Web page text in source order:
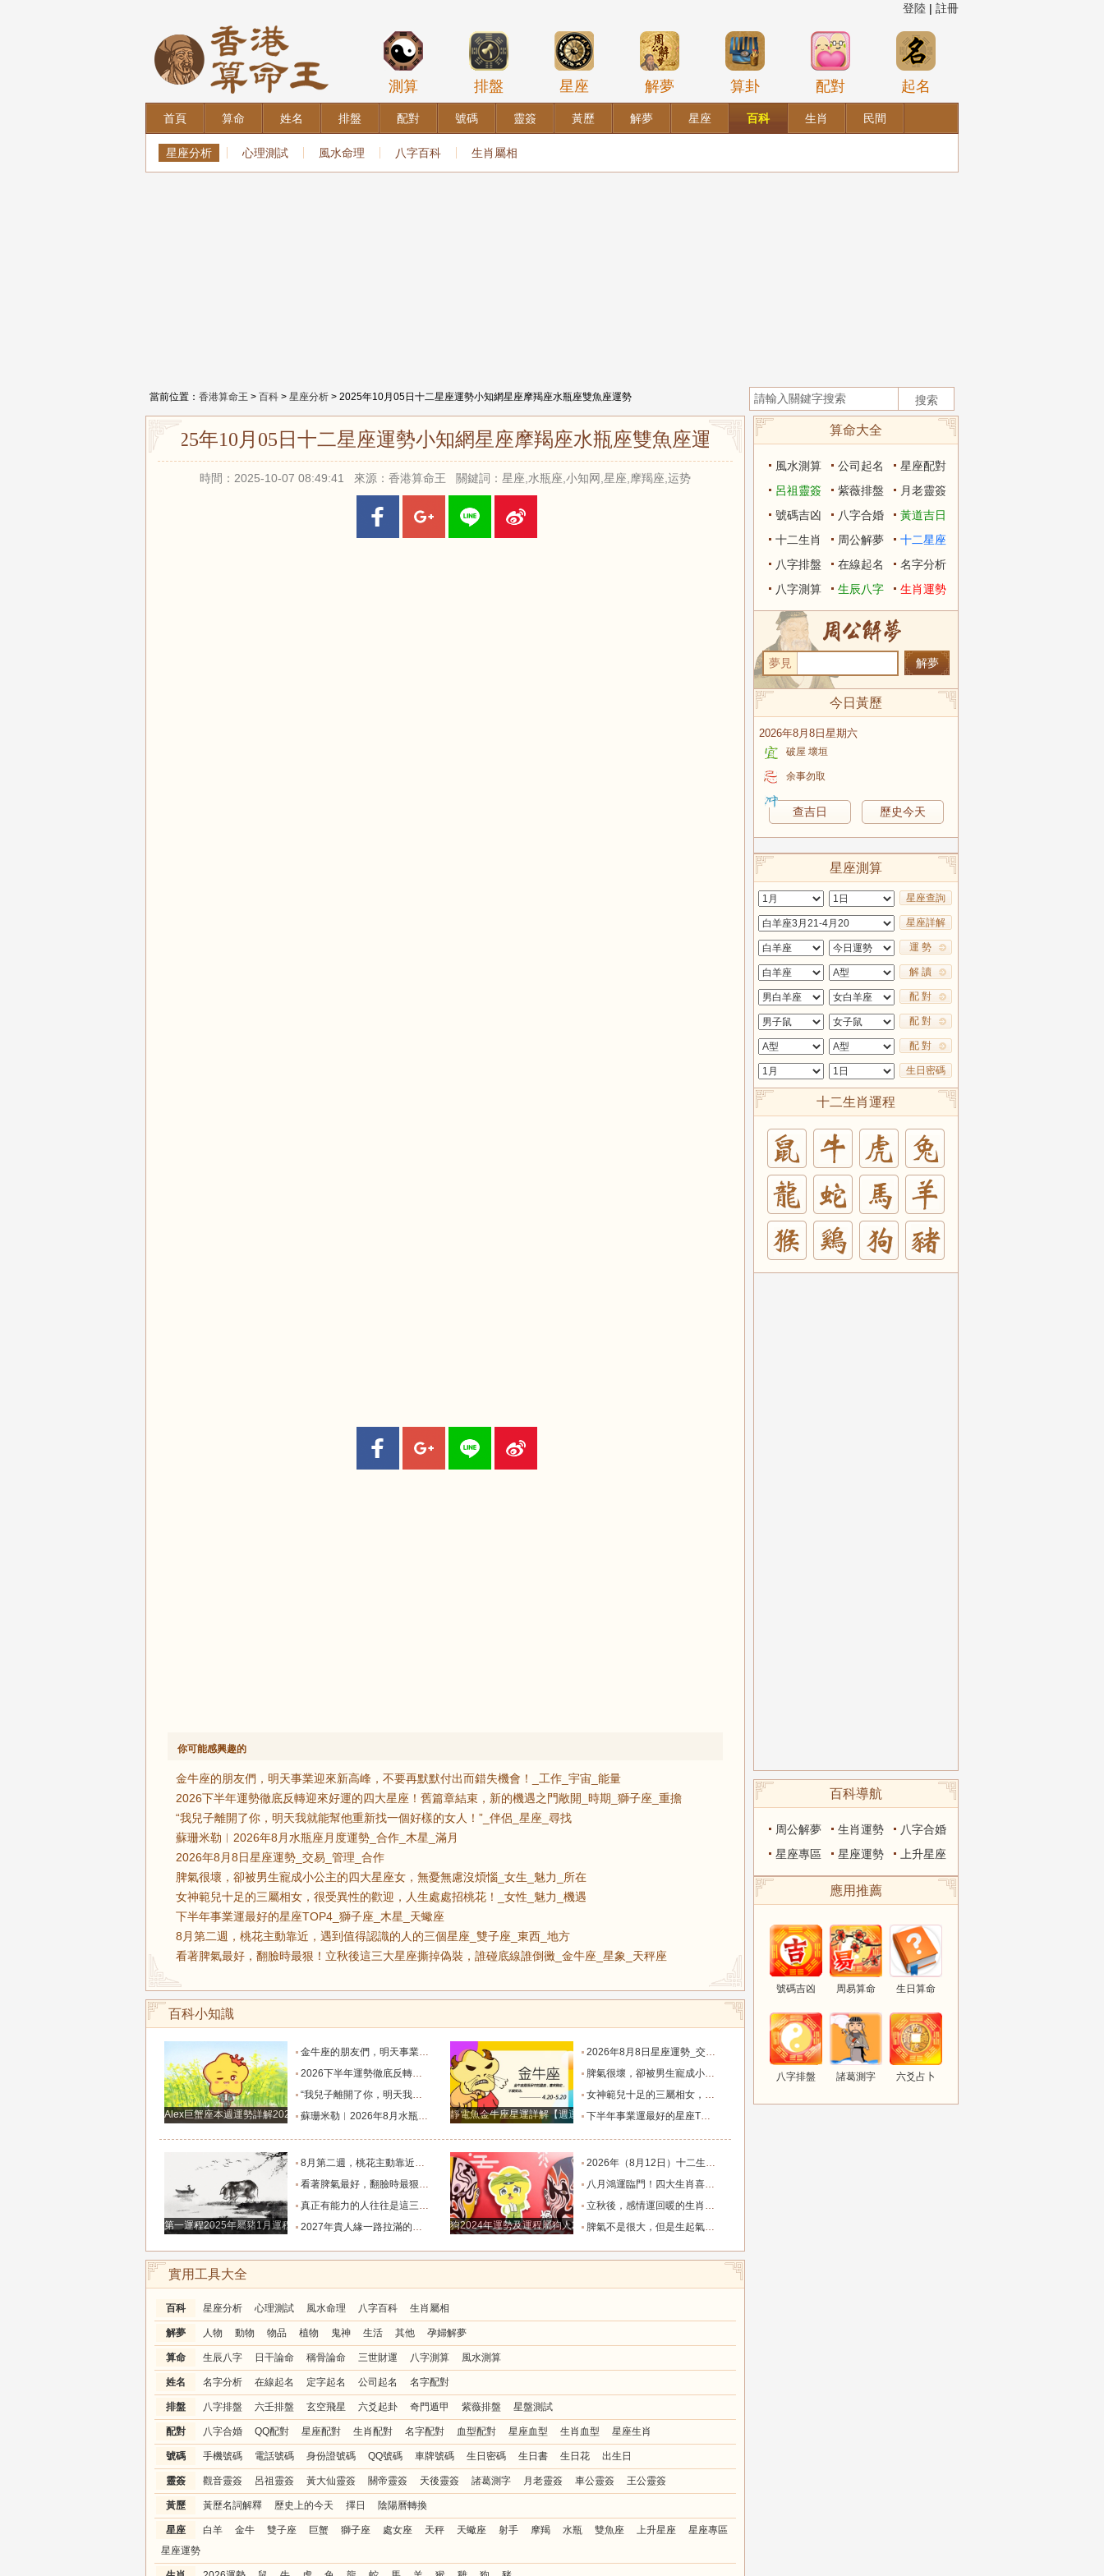
登陸 | 註冊
測算 排盤 星座 解夢 算卦 配對 起名
首頁 算命 姓名 排盤 配對 號碼 靈簽 黃歷 解夢 星座 百科 生肖 民間
星座分析 心理測試 風水命理 八字百科 生肖屬相
當前位置： 香港算命王 > 百科 > 星座分析 > 2025年10月05日十二星座運勢小知網星座摩羯座水瓶座雙魚座運勢
2025年10月05日十二星座運勢小知網星座摩羯座水瓶座雙魚座運勢
時間：2025-10-07 08:49:41 來源：香港算命王 關鍵詞：星座,水瓶座,小知网,星座,摩羯座,运势
你可能感興趣的
金牛座的朋友們，明天事業迎來新高峰，不要再默默付出而錯失機會！_工作_宇宙_能量
2026下半年運勢徹底反轉迎來好運的四大星座！舊篇章結束，新的機遇之門敞開_時期_獅子座_重擔
“我兒子離開了你，明天我就能幫他重新找一個好樣的女人！”_伴侶_星座_尋找
蘇珊米勒︱2026年8月水瓶座月度運勢_合作_木星_滿月
2026年8月8日星座運勢_交易_管理_合作
脾氣很壞，卻被男生寵成小公主的四大星座女，無憂無慮沒煩惱_女生_魅力_所在
女神範兒十足的三屬相女，很受異性的歡迎，人生處處招桃花！_女性_魅力_機遇
下半年事業運最好的星座TOP4_獅子座_木星_天蠍座
8月第二週，桃花主動靠近，遇到值得認識的人的三個星座_雙子座_東西_地方
看著脾氣最好，翻臉時最狠！立秋後這三大星座撕掉偽裝，誰碰底線誰倒黴_金牛座_星象_天秤座
百科小知識
Alex巨蟹座本週運勢詳解2024.12.23-12.29
金牛座的朋友們，明天事業迎來新高峰，不要再默默付出而錯失機會！_工作_宇宙_能量
2026下半年運勢徹底反轉迎來好運的四大星座！舊篇章結束，新的機遇之門敞開_時期_獅子座_重擔
“我兒子離開了你，明天我就能幫他重新找一個好樣的女人！”_伴侶_星座_尋找
蘇珊米勒︱2026年8月水瓶座月度運勢_合作_木星_滿月
靜電魚金牛座星運詳解【週運2024年12月9日-12月15日】
2026年8月8日星座運勢_交易_管理_合作
脾氣很壞，卻被男生寵成小公主的四大星座女，無憂無慮沒煩惱_女生_魅力_所在
女神範兒十足的三屬相女，很受異性的歡迎，人生處處招桃花！_女性_魅力_機遇
下半年事業運最好的星座TOP4_獅子座_木星_天蠍座
第一運程2025年屬豬1月運程解析
8月第二週，桃花主動靠近，遇到值得認識的人的三個星座_雙子座_東西_地方
看著脾氣最好，翻臉時最狠！立秋後這三大星座撕掉偽裝，誰碰底線誰倒黴_金牛座_星象_天秤座
真正有能力的人往往是這三個星座，既能獨立完成也懂得借助團隊_水瓶_協作_一個人
2027年貴人緣一路拉滿的三大生肖！處處有人幫扶，全年順風順水少坎坷_合作_人脈_事業
狗2024年運勢及運程屬狗人2024運勢好嗎
2026年（8月12日）十二生肖最棒運勢播報_龍的_財富_方面
八月鴻運臨門！四大生肖喜事紮堆來襲，下半年一路順風順水到底_避雷_要點_合作
立秋後，感情運回暖的生肖TOP3_單身_放平_申金
脾氣不是很大，但是生起氣來很難哄的五大星座女_女性_情緒_給予
實用工具大全
百科 星座分析 心理測試 風水命理 八字百科 生肖屬相
解夢 人物 動物 物品 植物 鬼神 生活 其他 孕婦解夢
算命 生辰八字 日干論命 稱骨論命 三世財運 八字測算 風水測算
姓名 名字分析 在線起名 定字起名 公司起名 名字配對
排盤 八字排盤 六壬排盤 玄空飛星 六爻起卦 奇門遁甲 紫薇排盤 星盤測試
配對 八字合婚 QQ配對 星座配對 生肖配對 名字配對 血型配對 星座血型 生肖血型 星座生肖
號碼 手機號碼 電話號碼 身份證號碼 QQ號碼 車牌號碼 生日密碼 生日書 生日花 出生日
靈簽 觀音靈簽 呂祖靈簽 黃大仙靈簽 關帝靈簽 天後靈簽 諸葛測字 月老靈簽 車公靈簽 王公靈簽
黃歷 黃歷名詞解釋 歷史上的今天 擇日 陰陽曆轉換
星座 白羊 金牛 雙子座 巨蟹 獅子座 處女座 天秤 天蠍座 射手 摩羯 水瓶 雙魚座 上升星座
星座專區
星座運勢
算命大全
風水測算 公司起名
星座配對
呂祖靈簽
紫薇排盤
月老靈簽
號碼吉凶
八字合婚
黃道吉日
十二生肖
周公解夢
十二星座
八字排盤
在線起名
名字分析
八字測算
生辰八字 生肖運勢
夢見
今日黃歷
2026年8月8日星期六
破屋 壞垣
余事勿取
查吉日 歷史今天
星座測算
星座查詢
星座詳解
運 勢
解 讀
配 對
配 對
配 對
生日密碼
十二生肖運程
百科導航
周公解夢 生肖運勢
八字合婚
星座專區
星座運勢 上升星座
應用推薦
號碼吉凶 周易算命 生日算命
八字排盤 諸葛測字 六爻占卜